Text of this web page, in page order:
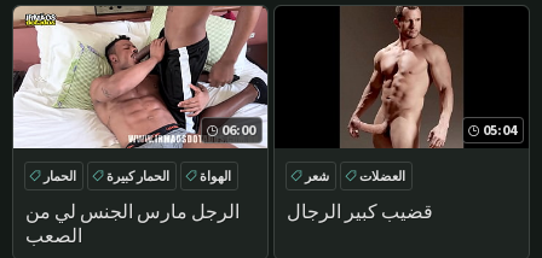
06:00
الرجل مارس الجنس لي من
الصعب
الحمار الحمار كبيرة
الهواة
الشرج
05:04
قضيب كبير الرجال
شعر العضلات